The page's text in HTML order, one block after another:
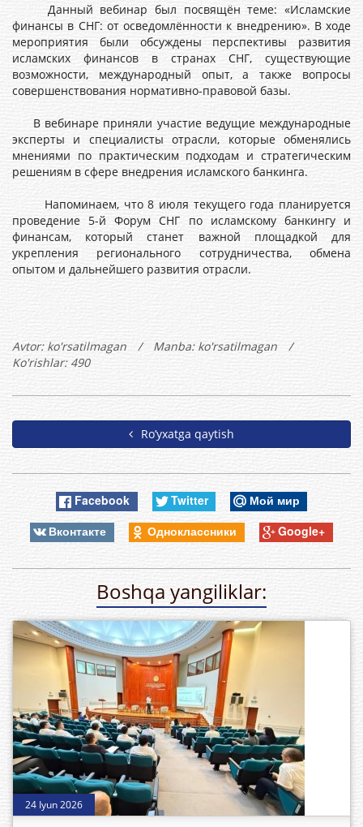
Данный вебинар был посвящён теме: «Исламские
финансы в СНГ: от осведомлённости к внедрению». В ходе
мероприятия были обсуждены перспективы развития
исламских финансов в странах СНГ, существующие
возможности, международный опыт, а также вопросы
совершенствования нормативно-правовой базы.
В вебинаре приняли участие ведущие международные
эксперты и специалисты отрасли, которые обменялись
мнениями по практическим подходам и стратегическим
решениям в сфере внедрения исламского банкинга.
Напоминаем, что 8 июля текущего года планируется
проведение 5-й Форум СНГ по исламскому банкингу и
финансам, который станет важной площадкой для
укрепления регионального сотрудничества, обмена
опытом и дальнейшего развития отрасли.
Avtor: ko'rsatilmagan / Manba: ko'rsatilmagan
/
Ko'rishlar: 490
Ro’yxatga qaytish
Facebook Twitter
Мой мир
Вконтакте
Одноклассники Google+
Boshqa yangiliklar:
24 Iyun 2026